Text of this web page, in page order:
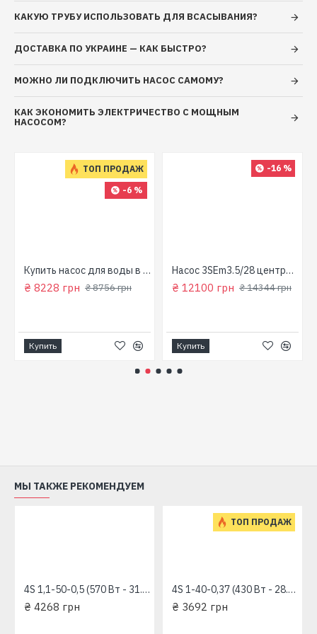
КАКУЮ ТРУБУ ИСПОЛЬЗОВАТЬ ДЛЯ ВСАСЫВАНИЯ?
ДОСТАВКА ПО УКРАИНЕ — КАК БЫСТРО?
МОЖНО ЛИ ПОДКЛЮЧИТЬ НАСОС САМОМУ?
КАК ЭКОНОМИТЬ ЭЛЕКТРИЧЕСТВО С МОЩНЫМ
НАСОСОМ?
ТОП ПРОДАЖ
-6 %
Купить насос для воды в колодец (800 Вт, напор: 43м, производит: 90 л/мин) GARDEN 1000-4-Robot "NPO"
₴ 8228 грн ₴ 8756 грн
Купить
-16 %
Насос 3SEm3.5/28 центробежный скважинный 1,5кВт Н107м 90л/мин Ø80мм Aquatica Dongyin 777395
₴ 12100 грн ₴ 14344 грн
Купить
МЫ ТАКЖЕ РЕКОМЕНДУЕМ
4S 1,1-50-0,5 (570 Вт - 31.6 л/мин - напор: 98 м) "RUDES" глубинный насос для скважин
₴ 4268 грн
ТОП ПРОДАЖ
4S 1-40-0,37 (430 Вт - 28.3 л/мин - напор: 92 м) "RUDES" глубинный насос для скважин
₴ 3692 грн